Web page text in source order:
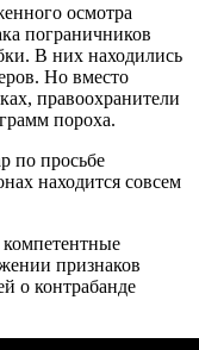
осмотра
пограничников
В них находились
Но вместо
правоохранители
пороха.
по просьбе
находится совсем
признаков
о контрабанде